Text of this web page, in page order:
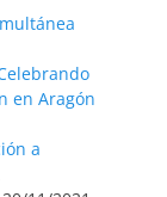
en Aragón
a